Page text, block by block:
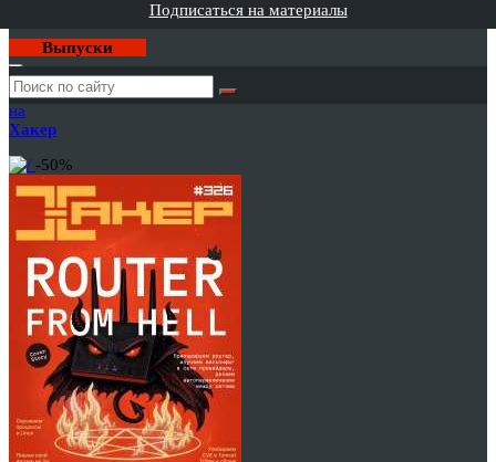
Подписаться на материалы
Выпуски
Годовая
подписка
на
Хакер
-50%